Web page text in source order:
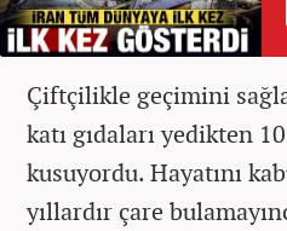
Çiftçilikle geçimini
katı gıdaları yedikten
kusuyordu. Hayatını
yıllardır çare